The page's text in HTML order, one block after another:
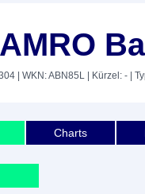
| WKN: ABN85L | Kürzel: - |
Charts